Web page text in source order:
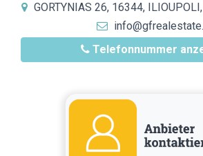
GORTYNIAS 26, 16344,
Telefonnummer